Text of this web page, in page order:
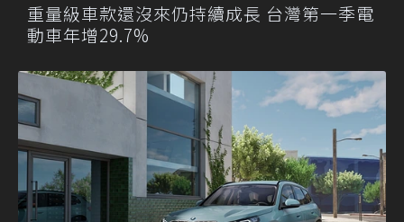
重量級車款還沒來仍持續成長 台灣第一季電
動車年增29.7%